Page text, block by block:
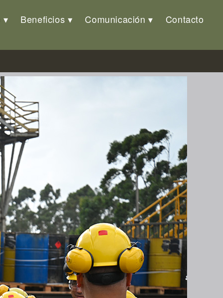
Beneficios Comunicación Contacto